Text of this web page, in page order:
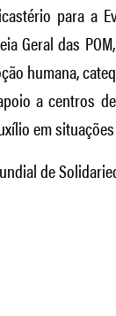
para a
Geral das
humana,
a centros
em
de